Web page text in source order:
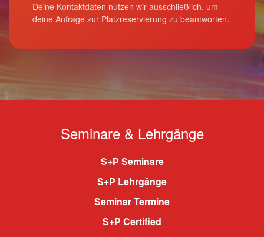
Deine Kontaktdaten nutzen wir ausschließlich, um
deine Anfrage zur Platzreservierung zu beantworten.
Seminare & Lehrgänge
S+P Seminare
S+P Lehrgänge
Seminar Termine
S+P Certified